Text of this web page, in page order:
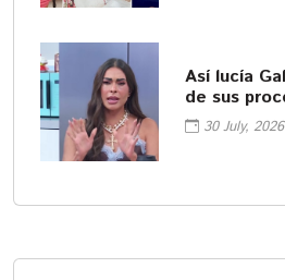
Así lucía
de sus
cosméticos
30 July, 2026